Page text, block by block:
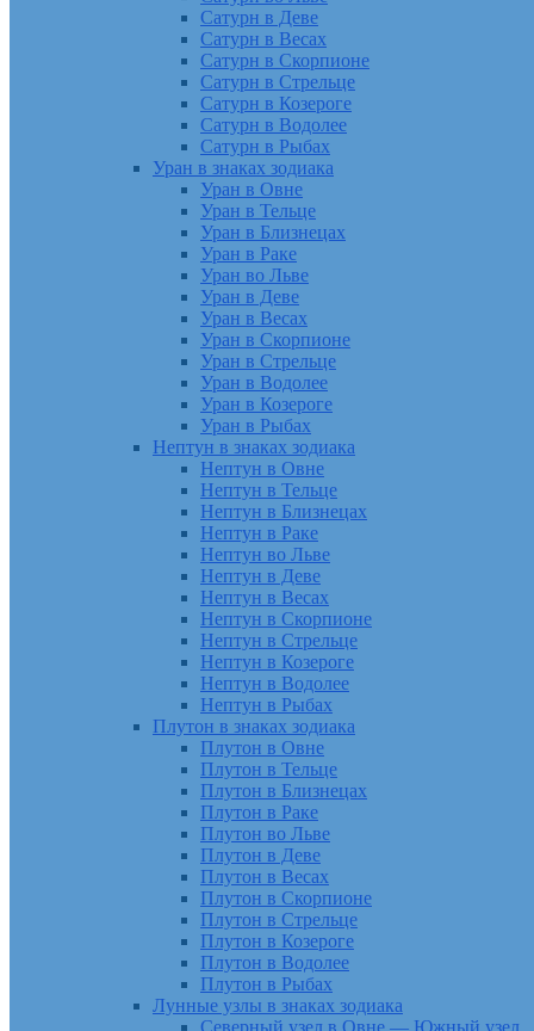
Сатурн в Деве
Сатурн в Весах
Сатурн в Скорпионе
Сатурн в Стрельце
Сатурн в Козероге
Сатурн в Водолее
Сатурн в Рыбах
Уран в знаках зодиака
Уран в Овне
Уран в Тельце
Уран в Близнецах
Уран в Раке
Уран во Льве
Уран в Деве
Уран в Весах
Уран в Скорпионе
Уран в Стрельце
Уран в Водолее
Уран в Козероге
Уран в Рыбах
Нептун в знаках зодиака
Нептун в Овне
Нептун в Тельце
Нептун в Близнецах
Нептун в Раке
Нептун во Льве
Нептун в Деве
Нептун в Весах
Нептун в Скорпионе
Нептун в Стрельце
Нептун в Козероге
Нептун в Водолее
Нептун в Рыбах
Плутон в знаках зодиака
Плутон в Овне
Плутон в Тельце
Плутон в Близнецах
Плутон в Раке
Плутон во Льве
Плутон в Деве
Плутон в Весах
Плутон в Скорпионе
Плутон в Стрельце
Плутон в Козероге
Плутон в Водолее
Плутон в Рыбах
Лунные узлы в знаках зодиака
Северный узел в Овне — Южный узел